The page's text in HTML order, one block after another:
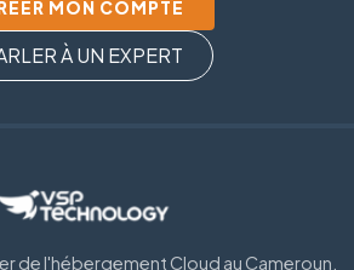
MON COMPTE
À UN EXPERT
de l'hébergement Cloud au Cameroun.